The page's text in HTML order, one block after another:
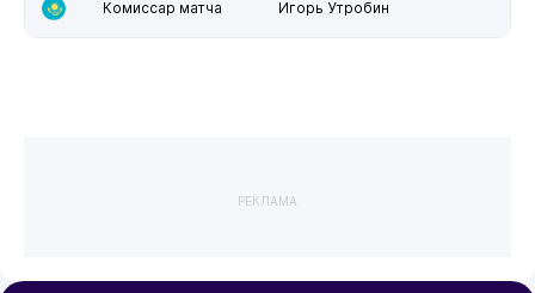
Комиссар матча Игорь Утробин
РЕКЛАМА